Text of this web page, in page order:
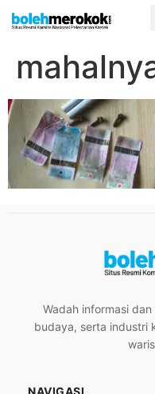
Wadah informasi
budaya, serta industri